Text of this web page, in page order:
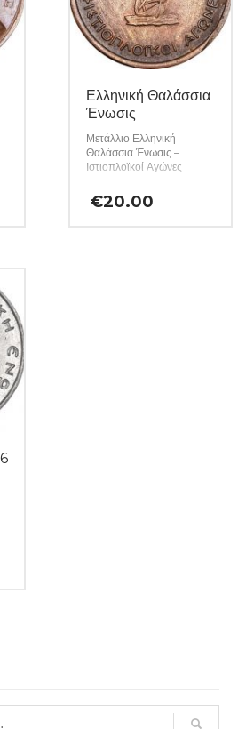
Ελληνική Θαλάσσια
Ένωσις
Μετάλλιο Ελληνική
Θαλάσσια Ένωσις –
Ιστιοπλοϊκοί Αγώνες
€20.00